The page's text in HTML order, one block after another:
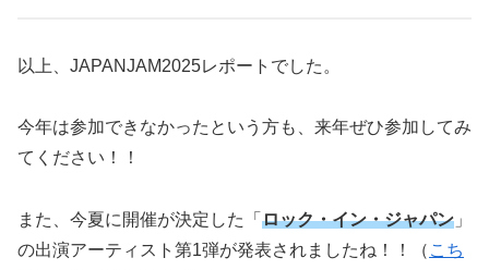
以上、JAPANJAM2025レポートでした。
今年は参加できなかったという方も、来年ぜひ参加してみ
てください！！
また、今夏に開催が決定した「 ロック・イン・ジャパン 」
の出演アーティスト第1弾が発表されましたね！！（ こち